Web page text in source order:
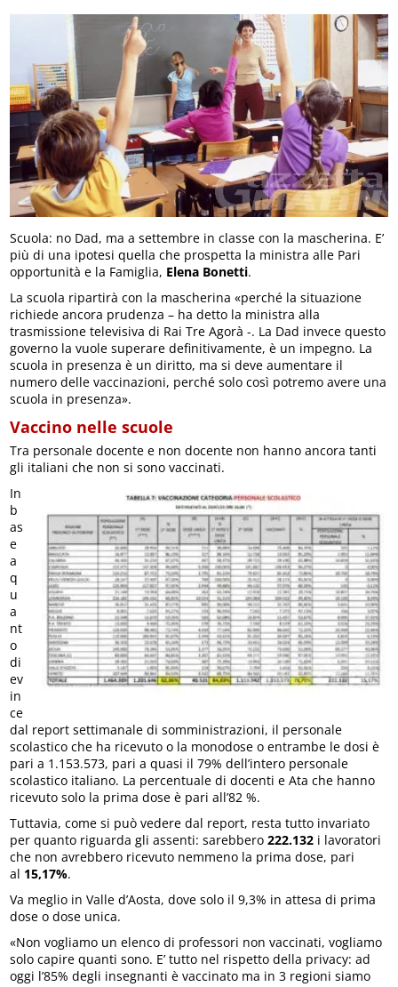
Scuola: no Dad, ma a settembre in classe con la mascherina. E’
più di una ipotesi quella che prospetta la ministra alle Pari
opportunità e la Famiglia, Elena Bonetti.
La scuola ripartirà con la mascherina «perché la situazione
richiede ancora prudenza – ha detto la ministra alla
trasmissione televisiva di Rai Tre Agorà -. La Dad invece questo
governo la vuole superare definitivamente, è un impegno. La
scuola in presenza è un diritto, ma si deve aumentare il
numero delle vaccinazioni, perché solo così potremo avere una
scuola in presenza».
Vaccino nelle scuole
Tra personale docente e non docente non hanno ancora tanti
gli italiani che non si sono vaccinati.
In
b
as
e
a
q
u
a
nt
o
di
ev
in
ce
dal report settimanale di somministrazioni, il personale
scolastico che ha ricevuto o la monodose o entrambe le dosi è
pari a 1.153.573, pari a quasi il 79% dell’intero personale
scolastico italiano. La percentuale di docenti e Ata che hanno
ricevuto solo la prima dose è pari all’82 %.
Tuttavia, come si può vedere dal report, resta tutto invariato
per quanto riguarda gli assenti: sarebbero222.132 i lavoratori
che non avrebbero ricevuto nemmeno la prima dose, pari
al 15,17%.
Va meglio in Valle d’Aosta, dove solo il 9,3% in attesa di prima
dose o dose unica.
«Non vogliamo un elenco di professori non vaccinati, vogliamo
solo capire quanti sono. E’ tutto nel rispetto della privacy: ad
oggi l’85% degli insegnanti è vaccinato ma in 3 regioni siamo